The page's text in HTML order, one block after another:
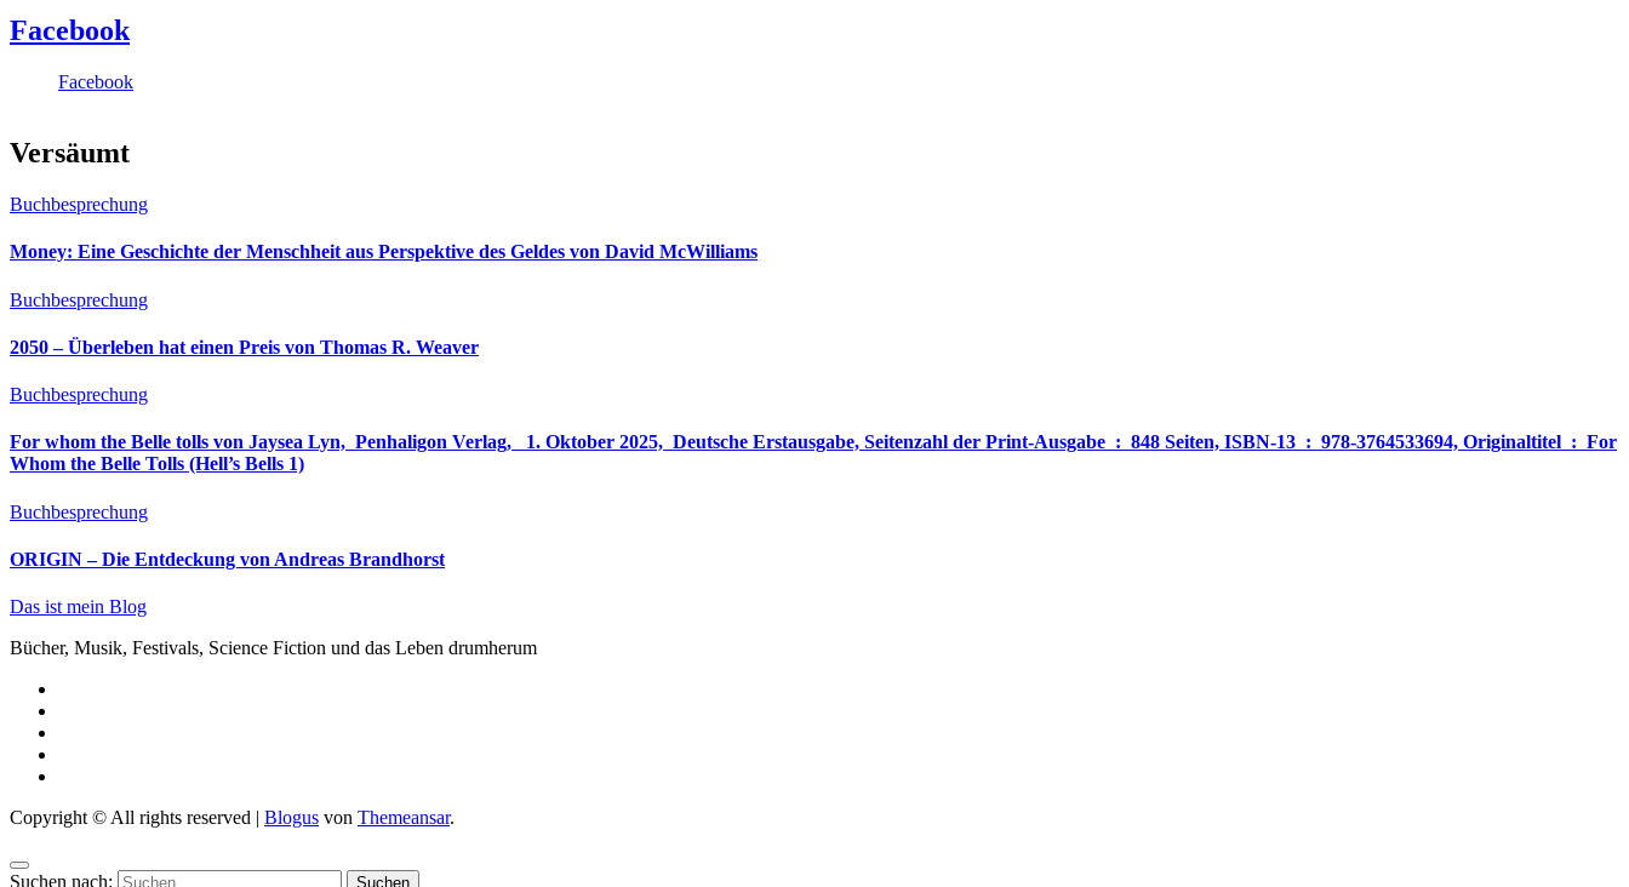
Facebook
Facebook
Versäumt
Buchbesprechung
Money: Eine Geschichte der Menschheit aus Perspektive des Geldes von David McWilliams
Buchbesprechung
2050 – Überleben hat einen Preis von Thomas R. Weaver
Buchbesprechung
For whom the Belle tolls von Jaysea Lyn, ‎ Penhaligon Verlag, ‎ 1. Oktober 2025, ‎ Deutsche Erstausgabe, Seitenzahl der Print-Ausgabe ‏ : ‎ 848 Seiten, ISBN-13 ‏ : ‎ 978-3764533694, Originaltitel ‏ : ‎ For
Whom the Belle Tolls (Hell’s Bells 1)
Buchbesprechung
ORIGIN – Die Entdeckung von Andreas Brandhorst
Das ist mein Blog
Bücher, Musik, Festivals, Science Fiction und das Leben drumherum
Copyright © All rights reserved | Blogus von Themeansar.
Suchen nach: